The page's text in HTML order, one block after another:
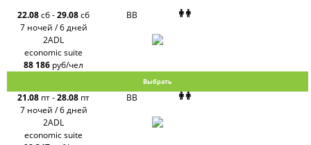
Alean
Sunmar
PlanTravel
FUN&SUN
ex TUI
Крымская
Волна
Russian
Интурист
Travelata
22.08сб-29.08сб
7 ночей / 6 дней
BB
2ADL
economic suite
88 186 руб/чел
Выбрать
21.08 пт-28.08 пт
7 ночей / 6 дней
BB
2ADL
economic suite